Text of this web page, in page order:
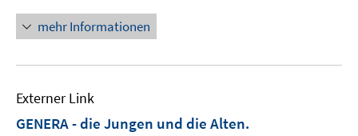
mehr Informationen
Externer Link
GENERA - die Jungen und die Alten.